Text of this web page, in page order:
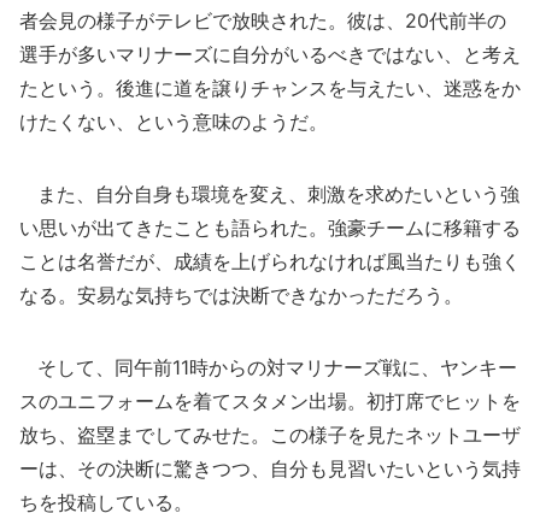
者会見の様子がテレビで放映された。彼は、20代前半の
選手が多いマリナーズに自分がいるべきではない、と考え
たという。後進に道を譲りチャンスを与えたい、迷惑をか
けたくない、という意味のようだ。
また、自分自身も環境を変え、刺激を求めたいという強
い思いが出てきたことも語られた。強豪チームに移籍する
ことは名誉だが、成績を上げられなければ風当たりも強く
なる。安易な気持ちでは決断できなかっただろう。
そして、同午前11時からの対マリナーズ戦に、ヤンキー
スのユニフォームを着てスタメン出場。初打席でヒットを
放ち、盗塁までしてみせた。この様子を見たネットユーザ
ーは、その決断に驚きつつ、自分も見習いたいという気持
ちを投稿している。